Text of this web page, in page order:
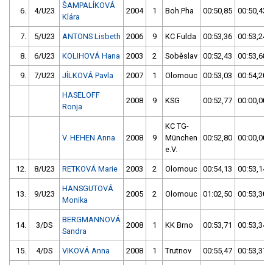
6. 4/U23
ŠAMPALÍKOVÁ
Klára
2004 1 Boh.Pha 00:50,85 00:50,43
7. 5/U23 ANTONS Lisbeth 2006 9 KC Fulda 00:53,36 00:53,24
8. 6/U23 KOLIHOVÁ Hana 2003 2 Soběslav 00:52,43 00:53,68
9. 7/U23 JÍLKOVÁ Pavla 2007 1 Olomouc 00:53,03 00:54,20
HASELOFF
Ronja
2008 9 KSG 00:52,77 00:00,00
V. HEHEN Anna 2008 9
KC TG-
München
e.V.
00:52,80 00:00,00
12. 8/U23 RETKOVÁ Marie 2003 2 Olomouc 00:54,13 00:53,14
13. 9/U23
HANSGUTOVÁ
Monika
2005 2 Olomouc 01:02,50 00:53,30
14. 3/DS
BERGMANNOVÁ
Sandra
2008 1 KK Brno 00:53,71 00:53,34
15. 4/DS VIKOVÁ Anna 2008 1 Trutnov 00:55,47 00:53,37